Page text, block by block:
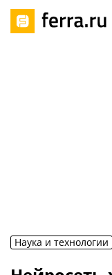
Наука и технологии